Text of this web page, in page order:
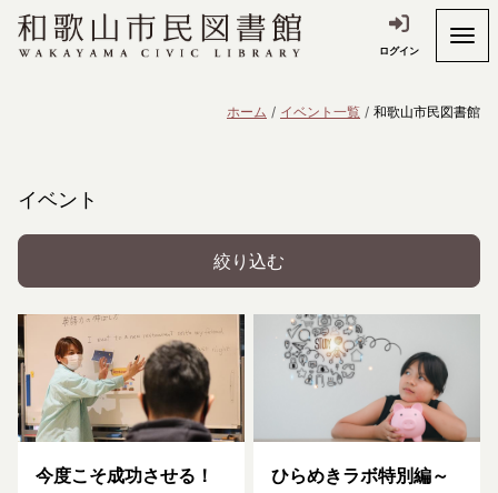
ログイン
ホーム イベント一覧 和歌山市民図書館
イベント
絞り込む
今度こそ成功させる！
ひらめきラボ特別編～